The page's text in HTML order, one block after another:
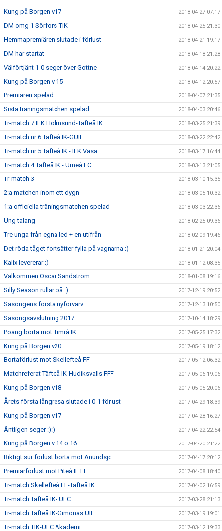
Kung på Borgen v17 2018-04-27 07:17
DM omg 1 Sörfors-TIK 2018-04-25 21:30
Hemmapremiären slutade i förlust 2018-04-21 19:17
DM har startat 2018-04-18 21:28
Välförtjänt 1-0 seger över Gottne 2018-04-14 20:22
Kung på Borgen v 15 2018-04-12 20:57
Premiären spelad 2018-04-07 21:35
Sista träningsmatchen spelad 2018-04-03 20:46
Tr-match 7 IFK Holmsund-Täfteå IK 2018-03-25 21:39
Tr-match nr 6 Täfteå IK-GUIF 2018-03-22 22:42
Tr-match nr 5 Täfteå IK - IFK Vasa 2018-03-17 16:44
Tr-match 4 Täfteå IK - Umeå FC 2018-03-13 21:05
Tr-match 3 2018-03-10 15:35
2:a matchen inom ett dygn 2018-03-05 10:32
1:a officiella träningsmatchen spelad 2018-03-03 22:36
Ung talang 2018-02-25 09:36
Tre unga från egna led + en utifrån 2018-02-09 19:46
Det röda tåget fortsätter fylla på vagnarna ;) 2018-01-21 20:04
Kalix levererar ;) 2018-01-12 08:35
Välkommen Oscar Sandström 2018-01-08 19:16
Silly Season rullar på :) 2017-12-19 20:52
Säsongens första nyförvärv 2017-12-13 10:50
Säsongsavslutning 2017 2017-10-14 18:29
Poäng borta mot Timrå IK 2017-05-25 17:32
Kung på Borgen v20 2017-05-19 18:12
Bortaförlust mot Skellefteå FF 2017-05-12 06:32
Matchreferat Täfteå IK-Hudiksvalls FFF 2017-05-06 19:06
Kung på Borgen v18 2017-05-05 20:06
Årets första långresa slutade i 0-1 förlust 2017-04-29 18:39
Kung på Borgen v17 2017-04-28 16:27
Äntligen seger :):) 2017-04-22 22:54
Kung på Borgen v 14 o 16 2017-04-20 21:22
Riktigt sur förlust borta mot Anundsjö 2017-04-17 20:12
Premiärförlust mot Piteå IF FF 2017-04-08 18:40
Tr-match Skellefteå FF-Täfteå IK 2017-04-02 16:59
Tr-match Täfteå IK- UFC 2017-03-28 21:13
Tr-match Täfteå IK-Gimonäs UIF 2017-03-19 19:01
Tr-match TIK-UFC Akademi 2017-03-12 19:33